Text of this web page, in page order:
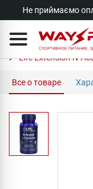
Не приймаємо
Life Extension N-
Все о товаре